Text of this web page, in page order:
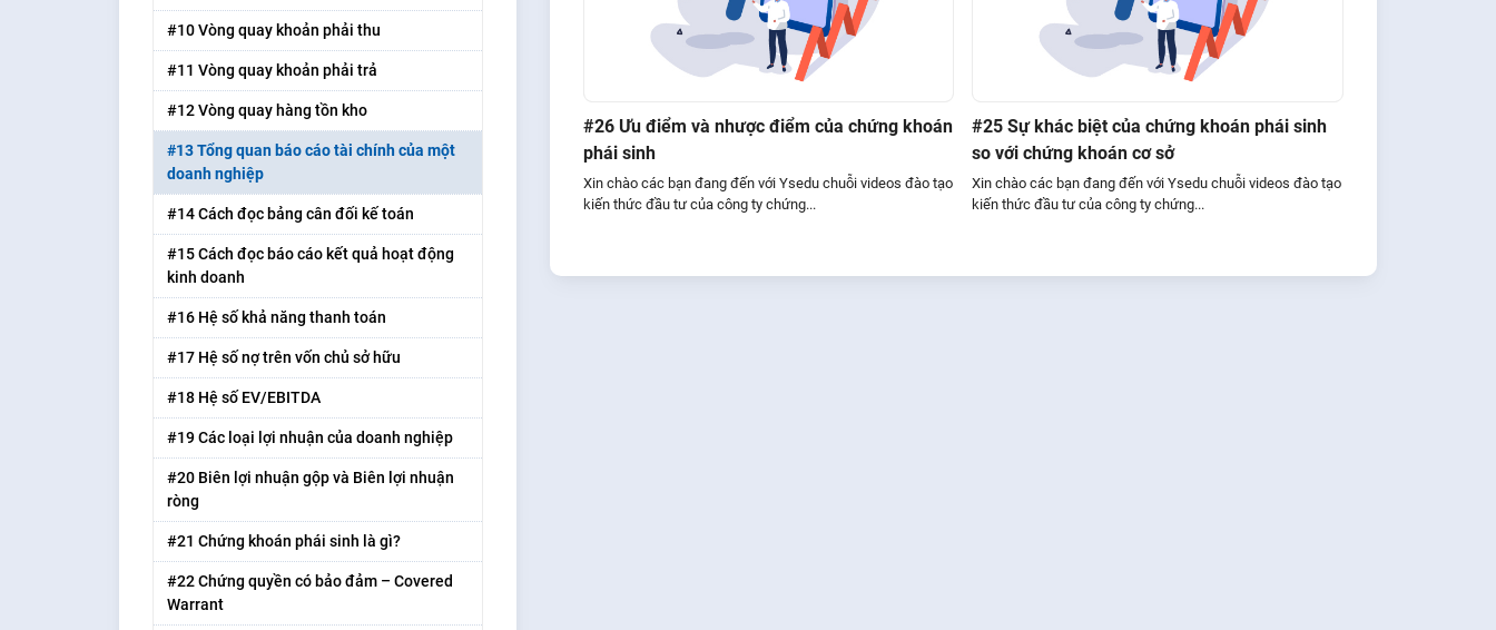
#10 Vòng quay khoản phải thu
#11 Vòng quay khoản phải trả
#12 Vòng quay hàng tồn kho
#13 Tổng quan báo cáo tài chính của một
doanh nghiệp
#14 Cách đọc bảng cân đối kế toán
#15 Cách đọc báo cáo kết quả hoạt động
kinh doanh
#16 Hệ số khả năng thanh toán
#17 Hệ số nợ trên vốn chủ sở hữu
#18 Hệ số EV/EBITDA
#19 Các loại lợi nhuận của doanh nghiệp
#20 Biên lợi nhuận gộp và Biên lợi nhuận
ròng
#21 Chứng khoán phái sinh là gì?
#22 Chứng quyền có bảo đảm – Covered
Warrant
#26 Ưu điểm và nhược điểm của chứng khoán
phái sinh
Xin chào các bạn đang đến với Ysedu chuỗi videos đào tạo
kiến thức đầu tư của công ty chứng...
#25 Sự khác biệt của chứng khoán phái sinh
so với chứng khoán cơ sở
Xin chào các bạn đang đến với Ysedu chuỗi videos đào tạo
kiến thức đầu tư của công ty chứng...